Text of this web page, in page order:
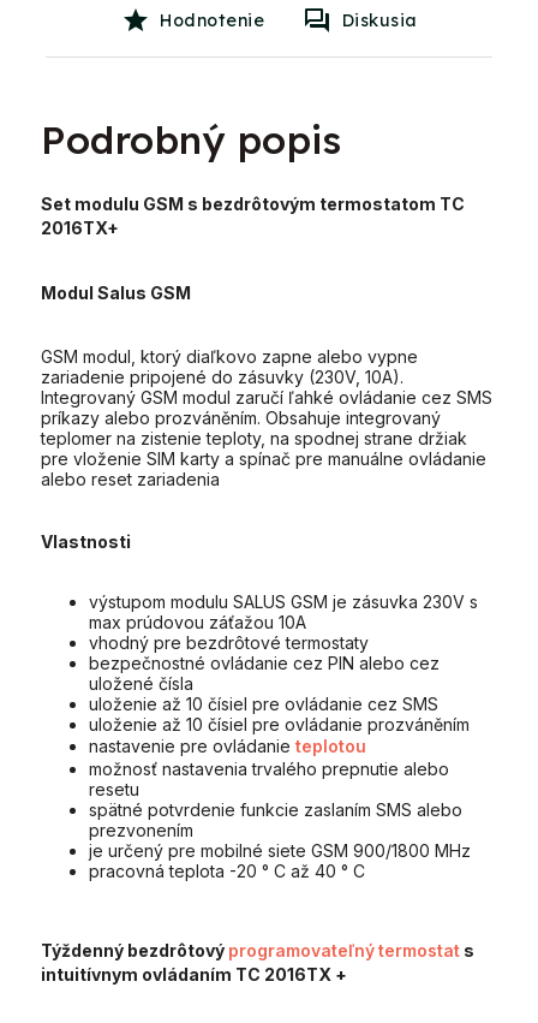
Hodnotenie Diskusia
Podrobný popis
Set modulu GSM s bezdrôtovým termostatom TC
2016TX+
Modul Salus GSM
GSM modul, ktorý diaľkovo zapne alebo vypne
zariadenie pripojené do zásuvky (230V, 10A).
Integrovaný GSM modul zaručí ľahké ovládanie cez SMS
príkazy alebo prozváněním. Obsahuje integrovaný
teplomer na zistenie teploty, na spodnej strane držiak
pre vloženie SIM karty a spínač pre manuálne ovládanie
alebo reset zariadenia
Vlastnosti
výstupom modulu SALUS GSM je zásuvka 230V s
max prúdovou záťažou 10A
vhodný pre bezdrôtové termostaty
bezpečnostné ovládanie cez PIN alebo cez
uložené čísla
uloženie až 10 čísiel pre ovládanie cez SMS
uloženie až 10 čísiel pre ovládanie prozváněním
nastavenie pre ovládanie teplotou
možnosť nastavenia trvalého prepnutie alebo
resetu
spätné potvrdenie funkcie zaslaním SMS alebo
prezvonením
je určený pre mobilné siete GSM 900/1800 MHz
pracovná teplota -20 ° C až 40 ° C
Týždenný bezdrôtový programovateľnýtermostat s
intuitívnym ovládaním TC 2016TX +